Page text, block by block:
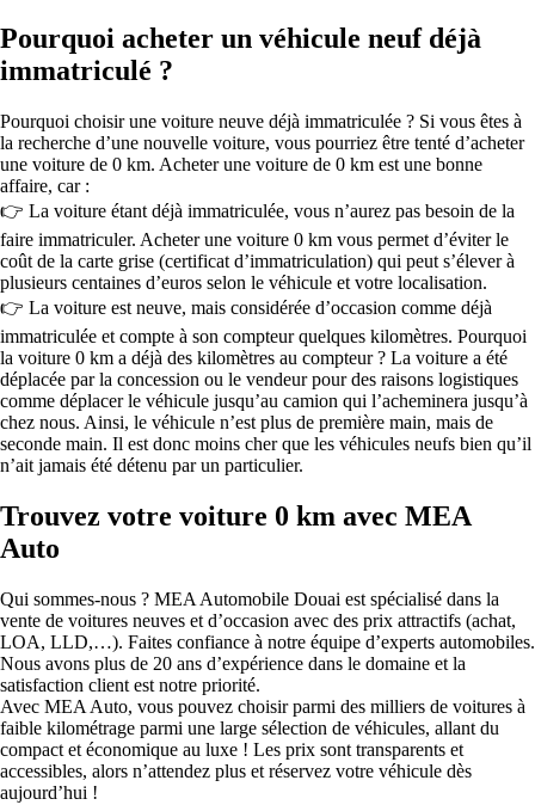
Pourquoi acheter un véhicule neuf déjà
immatriculé ?
Pourquoi choisir une voiture neuve déjà immatriculée ? Si vous êtes à
la recherche d’une nouvelle voiture, vous pourriez être tenté d’acheter
une voiture de 0 km. Acheter une voiture de 0 km est une bonne
affaire, car :
👉 La voiture étant déjà immatriculée, vous n’aurez pas besoin de la
faire immatriculer. Acheter une voiture 0 km vous permet d’éviter le
coût de la carte grise (certificat d’immatriculation) qui peut s’élever à
plusieurs centaines d’euros selon le véhicule et votre localisation.
👉 La voiture est neuve, mais considérée d’occasion comme déjà
immatriculée et compte à son compteur quelques kilomètres. Pourquoi
la voiture 0 km a déjà des kilomètres au compteur ? La voiture a été
déplacée par la concession ou le vendeur pour des raisons logistiques
comme déplacer le véhicule jusqu’au camion qui l’acheminera jusqu’à
chez nous. Ainsi, le véhicule n’est plus de première main, mais de
seconde main. Il est donc moins cher que les véhicules neufs bien qu’il
n’ait jamais été détenu par un particulier.
Trouvez votre voiture 0 km avec MEA
Auto
Qui sommes-nous ? MEA Automobile Douai est spécialisé dans la
vente de voitures neuves et d’occasion avec des prix attractifs (achat,
LOA, LLD,…). Faites confiance à notre équipe d’experts automobiles.
Nous avons plus de 20 ans d’expérience dans le domaine et la
satisfaction client est notre priorité.
Avec MEA Auto, vous pouvez choisir parmi des milliers de voitures à
faible kilométrage parmi une large sélection de véhicules, allant du
compact et économique au luxe ! Les prix sont transparents et
accessibles, alors n’attendez plus et réservez votre véhicule dès
aujourd’hui !